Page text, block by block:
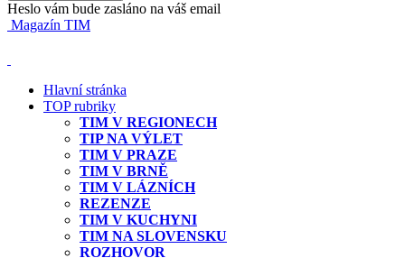
Heslo vám bude zasláno na váš email
Magazín TIM
Hlavní stránka
TOP rubriky
TIM V REGIONECH
TIP NA VÝLET
TIM V PRAZE
TIM V BRNĚ
TIM V LÁZNÍCH
REZENZE
TIM V KUCHYNI
TIM NA SLOVENSKU
ROZHOVOR